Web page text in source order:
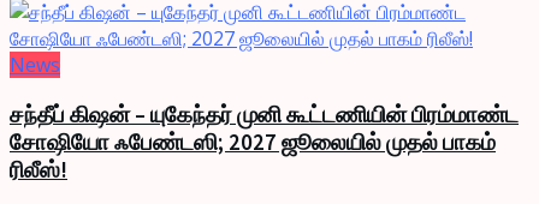
News
சந்தீப் கிஷன் – யுகேந்தர் முனி கூட்டணியின் பிரம்மாண்ட
சோஷியோ ஃபேண்டஸி; 2027 ஜூலையில் முதல் பாகம்
ரிலீஸ்!